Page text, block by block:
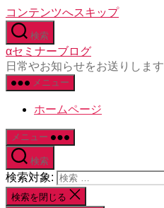
コンテンツへスキップ
検索
αセミナーブログ
日常やお知らせをお送りします
メニュー
ホームページ
メニュー
検索
検索対象:
検索を閉じる